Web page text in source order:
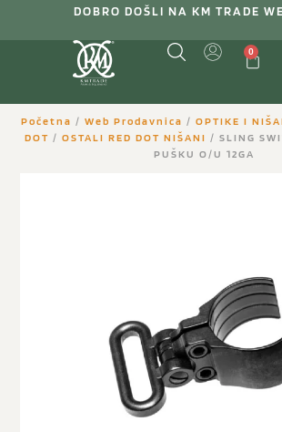
DOBRO DOŠLI NA KM TRADE
0
Početna / Web Prodavnica / OPTIKE I
DOT / OSTALI RED DOT NIŠANI / SLING
PUŠKU O/U 12GA